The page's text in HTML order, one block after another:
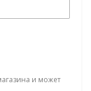
и может